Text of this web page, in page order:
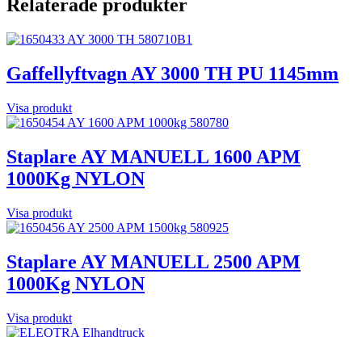
Relaterade produkter
Gaffellyftvagn AY 3000 TH PU 1145mm
Visa produkt
Staplare AY MANUELL 1600 APM
1000Kg NYLON
Visa produkt
Staplare AY MANUELL 2500 APM
1000Kg NYLON
Visa produkt